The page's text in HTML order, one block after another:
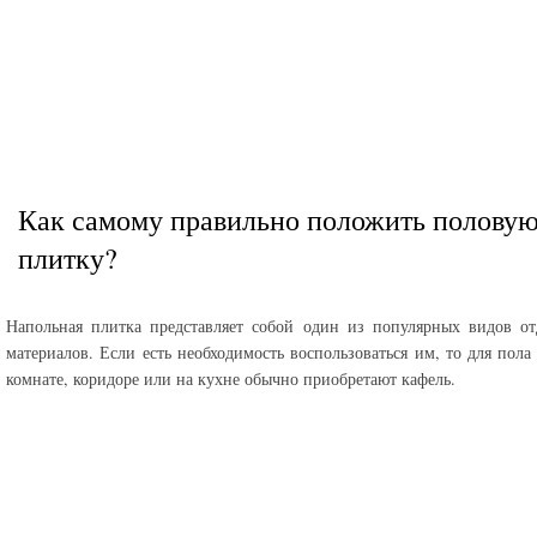
Как самому правильно положить
плитку?
Напольная плитка представляет собой один из популярных видов
материалов. Если есть необходимость воспользоваться им, то для
комнате, коридоре или на кухне обычно приобретают кафель.